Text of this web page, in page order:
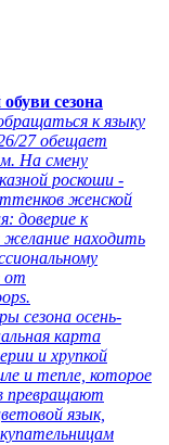
сезона
к языку
27 обещает
На смену
роскоши -
женской
доверие к
желание находить
от
сезона осень-
карта
и хрупкой
и тепле, которое
превращают
язык,